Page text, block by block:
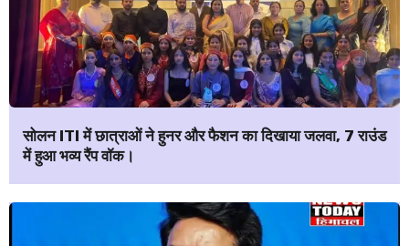
सोलन ITI में छात्राओं ने हुनर और फैशन का दिखाया जलवा, 7 राउंड
में हुआ भव्य रैंप वॉक।